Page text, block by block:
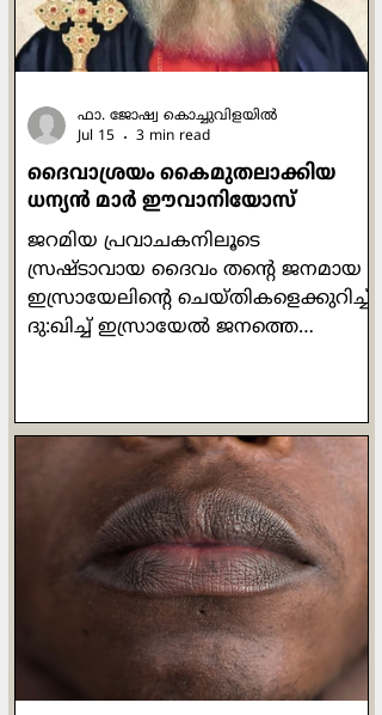
രൂപകം ഉപയോഗിക്കുന്നുണ്ട്. പക്ഷേ
രണ്ടിടത്തും രണ്
ദൈവാശ്രയം കൈമുതലാക്കിയ
ധന്യന്‍ മാര്‍ ഈവാനിയോസ്
ജറമിയ പ്രവാചകനിലൂടെ
സ്രഷ്ടാവായ ദൈവം തന്‍റെ ജനമായ
ഇസ്രായേലിന്‍റെ ചെയ്തികളെക്കുറിച്ച്
ദു:ഖിച്ച് ഇസ്രായേല്‍ ജനത്തെ
ഭവനവും എന്നോട്
ചേര്‍ന്നിരിക്കണമെന്ന് ഞാന്‍
ആഗ്രഹിച്ചു. ഇത് അവര്‍ എന്‍റെ
ജനവും കീര്‍ത്തിയും അഭിമാനവും
മഹത്വവുമായി
നിലകൊള്ളേണ്ടതിനായിരുന്നു.' (ജറമി
ചെറിയ കപ്പേളയില്‍
പ്രാര്‍ത്ഥനാപൂര്‍വം നിലകൊണ്ട
അസ്സീസിയിലെ ഫ്രാന്‍സിസിനോട് ആ
ഫാ. ജോഷ്വ കൊച്ചുവിളയില്‍
Jul 15
3 min read